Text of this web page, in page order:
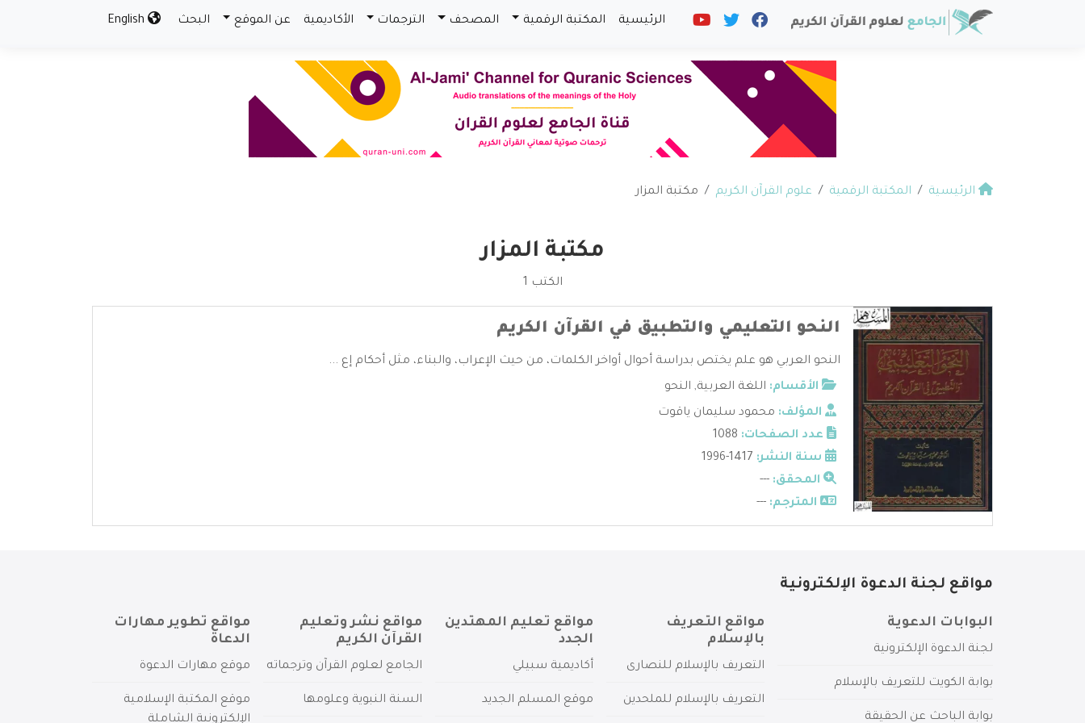
الرئيسية المكتبة الرقمية المصحف الترجمات الأكاديمية عن الموقع البحث
الرئيسية المكتبة الرقمية علوم القرآن الكريم مكتبة المزار
مكتبة المزار
الكتب 1
النحو التعليمي والتطبيق في القرآن الكريم
النحو العربي هو علم يختص بدراسة أحوال أواخر الكلمات، من حيث الإعراب، والبناء، مثل أحكام إع ...
الأقسام: اللغة العربية, النحو
المؤلف: محمود سليمان ياقوت
عدد الصفحات:
سنة النشر:
المحقق: ---
المترجم: ---
مواقع لجنة الدعوة الإلكترونية
البوابات الدعوية
لجنة الدعوة الإلكترونية
بوابة الكويت للتعريف بالإسلام
بوابة الباحث عن الحقيقة
مواقع التعريف
بالإسلام
التعريف بالإسلام للنصارى
التعريف بالإسلام للملحدين
مواقع تعليم المهتدين
الجدد
أكاديمية سبيلي
موقع المسلم الجديد
مواقع نشر وتعليم
القرآن الكريم
الجامع لعلوم القرآن وترجماته
السنة النبوية وعلومها
مواقع تطوير مهارات
الدعاة
موقع مهارات الدعوة
موقع المكتبة الإسلامية
الإلكترونية الشاملة